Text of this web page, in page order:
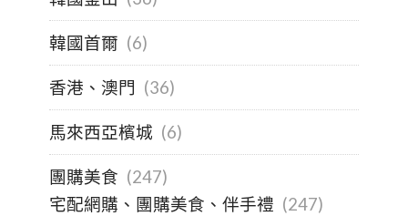
韓國首爾 (6)
香港、澳門 (36)
馬來西亞檳城 (6)
團購美食 (247)
宅配網購、團購美食、伴手禮 (247)